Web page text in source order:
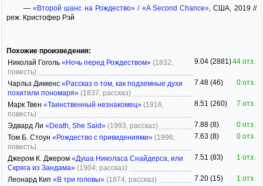
—«Второй шанс на Рождество» / «A Second Chance» , США, 2019 //
реж. Кристофер Рэй
Похожие произведения:
Николай Гоголь «Ночь перед Рождеством» (1832,
повесть)
9.04 (2881)44 отз.
Чарльз Диккенс «Рассказ о том, как подземные духи
похитили пономаря» (1837, рассказ)
7.48 (46) 0 отз.
Марк Твен «Таинственный незнакомец» (1916,
повесть)
8.51 (260) 7 отз.
Эдвард Ли «Death, She Said» (1993, рассказ) 7.88 (8)
0 отз.
Том Б. Стоун «Рождество с привидениями» (1996,
повесть)
7.63 (8) 0 отз.
Джером К. Джером «Душа Николаса Снайдерса, или
Скряга из Зандама» (1904, рассказ)
7.51 (83) 1 отз.
Леонард Кип «В три головы» (1874, рассказ) 7.20 (15) 1 отз.